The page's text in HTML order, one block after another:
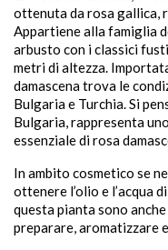

ottenuta da rosa gallica,
Appartiene alla famiglia
arbusto con i classici
metri di altezza.
damascena trova le
Bulgaria e Turchia. Si
Bulgaria, rappresenta
essenziale di rosa
In ambito cosmetico se
ottenere l’olio e l’acqua
questa pianta sono
preparare, aromatizzare